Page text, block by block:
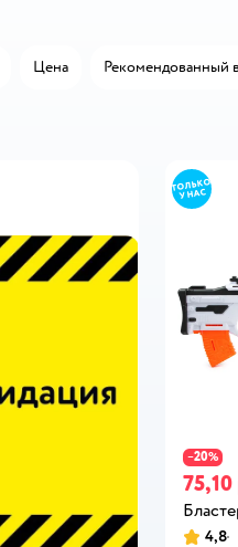
Цена Рекомендованный
−20%
75,10
4,8